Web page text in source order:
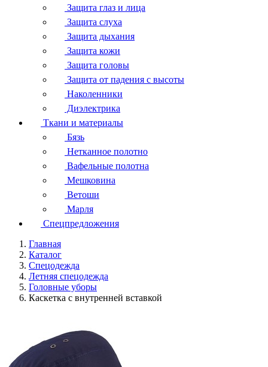
Защита глаз и лица
Защита слуха
Защита дыхания
Защита кожи
Защита головы
Защита от падения с высоты
Наколенники
Диэлектрика
Ткани и материалы
Бязь
Нетканное полотно
Вафельные полотна
Мешковина
Ветоши
Марля
Спецпредложения
Главная
Каталог
Спецодежда
Летняя спецодежда
Головные уборы
Каскетка с внутренней вставкой